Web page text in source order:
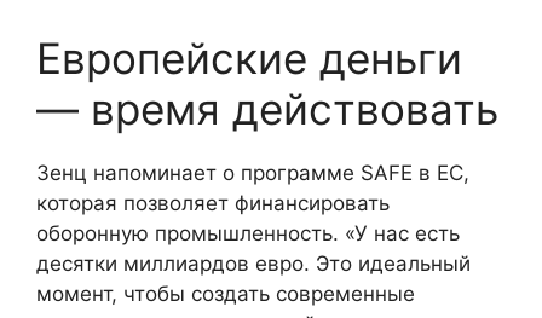
Европейские деньги
— время действовать
Зенц напоминает о программе SAFE в ЕС,
которая позволяет финансировать
оборонную промышленность. «У нас есть
десятки миллиардов евро. Это идеальный
момент, чтобы создать современные